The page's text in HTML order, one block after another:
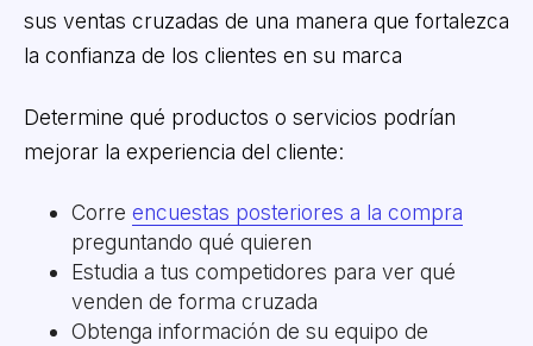
sus ventas cruzadas de una manera que fortalezca
la confianza de los clientes en su marca
Determine qué productos o servicios podrían
mejorar la experiencia del cliente:
Corre encuestas posteriores a la compra
preguntando qué quieren
Estudia a tus competidores para ver qué
venden de forma cruzada
Obtenga información de su equipo de